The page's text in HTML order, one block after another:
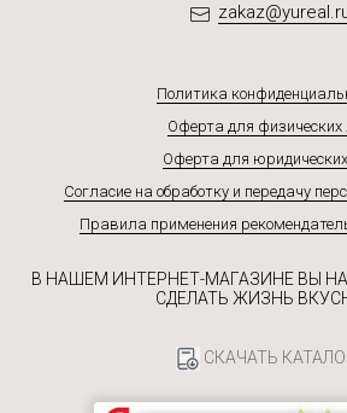
Политика
Оферта для физических
Оферта для
Согласие на обработку и передачу
Правила применения
В НАШЕМ ИНТЕРНЕТ-МАГАЗИНЕ ВЫ
СДЕЛАТЬ ЖИЗНЬ
СКАЧАТЬ